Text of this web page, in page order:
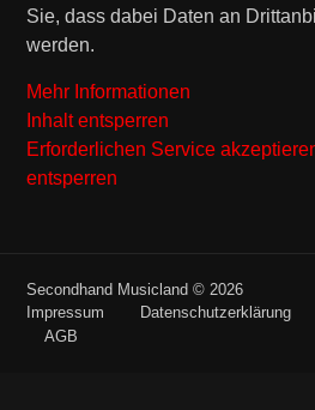
Sie, dass dabei Daten an
werden.
Mehr Informationen
Inhalt entsperren
Erforderlichen Service
entsperren
Secondhand Musicland © 2026
Impressum
Datenschutzerklärung
AGB